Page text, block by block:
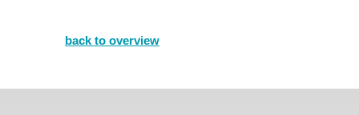
back to overview